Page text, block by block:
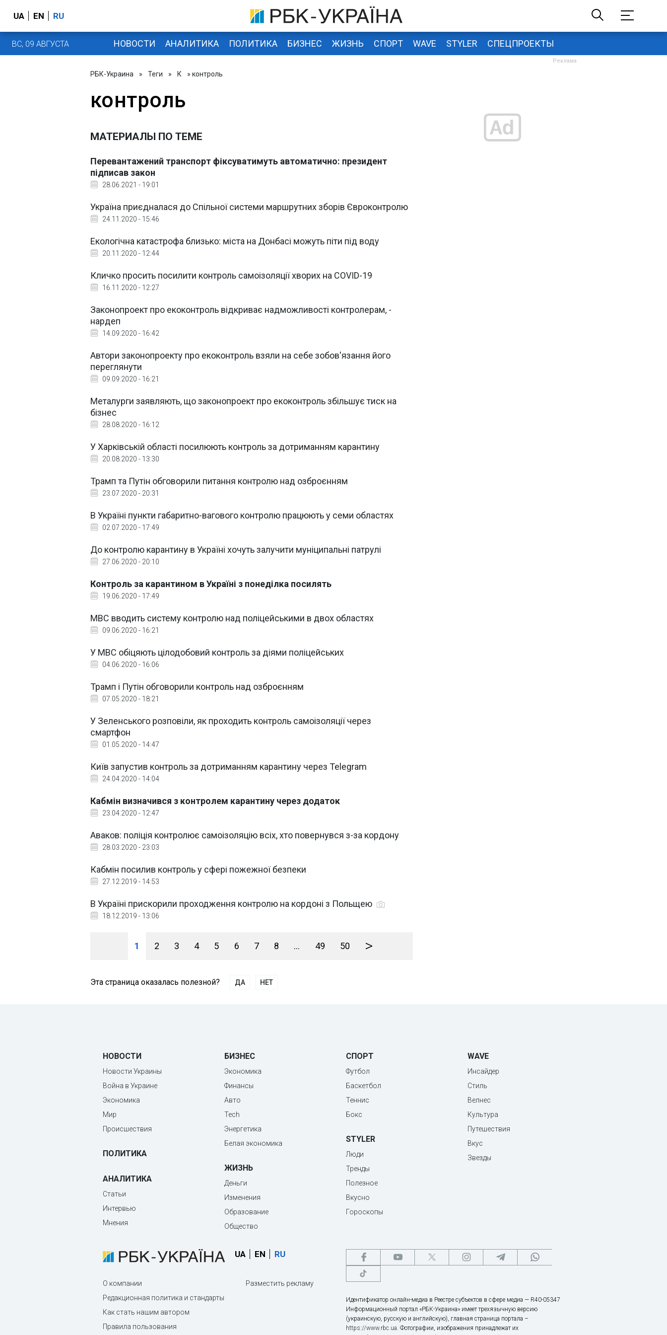
UA EN RU
ВС, 09 АВГУСТА НОВОСТИ АНАЛИТИКА ПОЛИТИКА БИЗНЕС ЖИЗНЬ СПОРТ WAVE STYLER СПЕЦПРОЕКТЫ
РБК-Украина » Теги » К » контроль
контроль
МАТЕРИАЛЫ ПО ТЕМЕ
Перевантажений транспорт фіксуватимуть автоматично: президент
підписав закон
28.06.2021 - 19:01
Україна приєдналася до Спільної системи маршрутних зборів Євроконтролю
24.11.2020 - 15:46
Екологічна катастрофа близько: міста на Донбасі можуть піти під воду
20.11.2020 - 12:44
Кличко просить посилити контроль самоізоляції хворих на COVІD-19
16.11.2020 - 12:27
Законопроект про екоконтроль відкриває надможливості контролерам, -
нардеп
14.09.2020 - 16:42
Автори законопроекту про екоконтроль взяли на себе зобов'язання його
переглянути
09.09.2020 - 16:21
Металурги заявляють, що законопроект про екоконтроль збільшує тиск на
бізнес
28.08.2020 - 16:12
У Харківській області посилюють контроль за дотриманням карантину
20.08.2020 - 13:30
Трамп та Путін обговорили питання контролю над озброєнням
23.07.2020 - 20:31
В Україні пункти габаритно-вагового контролю працюють у семи областях
02.07.2020 - 17:49
До контролю карантину в Україні хочуть залучити муніципальні патрулі
27.06.2020 - 20:10
Контроль за карантином в Україні з понеділка посилять
19.06.2020 - 17:49
МВС вводить систему контролю над поліцейськими в двох областях
09.06.2020 - 16:21
У МВС обіцяють цілодобовий контроль за діями поліцейських
04.06.2020 - 16:06
Трамп і Путін обговорили контроль над озброєнням
07.05.2020 - 18:21
У Зеленського розповіли, як проходить контроль самоізоляції через
смартфон
01.05.2020 - 14:47
Київ запустив контроль за дотриманням карантину через Telegram
24.04.2020 - 14:04
Кабмін визначився з контролем карантину через додаток
23.04.2020 - 12:47
Аваков: поліція контролює самоізоляцію всіх, хто повернувся з-за кордону
28.03.2020 - 23:03
Кабмін посилив контроль у сфері пожежної безпеки
27.12.2019 - 14:53
В Україні прискорили проходження контролю на кордоні з Польщею
18.12.2019 - 13:06
1 2 3 4 5 6 7 8 ... 49 50 >
Эта страница оказалась полезной? ДА НЕТ
НОВОСТИ
Новости Украины
Война в Украине
Экономика
Мир
Происшествия
ПОЛИТИКА
АНАЛИТИКА
Статьи
Интервью
Мнения
БИЗНЕС
Экономика
Финансы
Авто
Tech
Энергетика
Белая экономика
ЖИЗНЬ
Деньги
Изменения
Образование
Общество
СПОРТ
Футбол
Баскетбол
Теннис
Бокс
STYLER
Люди
Тренды
Полезное
Вкусно
Гороскопы
WAVE
Инсайдер
Стиль
Велнес
Культура
Путешествия
Вкус
Звезды
UA EN RU
О компании
Редакционная политика и стандарты
Как стать нашим автором
Правила пользования
Разместить рекламу
Идентификатор онлайн-медиа в Реестре субъектов в сфере медиа — R40-05347
Информационный портал «РБК-Украина» имеет трехязычную версию
(украинскую, русскую и английскую), главная страница портала –
https://www.rbc.ua. Фотографии, изображения принадлежат их